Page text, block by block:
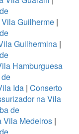
Guilherme|
Guilhermina |
Hamburguesa
Ida | Conserto
na Vila
de
Vila Medeiros|